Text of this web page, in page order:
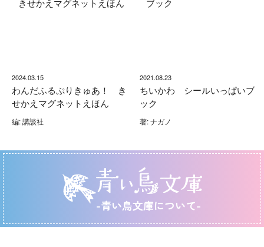
2024.03.15
わんだふるぷりきゅあ！ き
せかえマグネットえほん
編: 講談社
2021.08.23
ちいかわ シールいっぱいブ
ック
著: ナガノ
-青い鳥文庫について-